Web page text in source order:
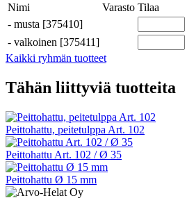
Nimi
Varasto Tilaa
- musta [375410]
- valkoinen [375411]
Kaikki ryhmän tuotteet
Tähän liittyviä tuotteita
Peittohattu, peitetulppa Art. 102
Peittohattu Art. 102 / Ø 35
Peittohattu Ø 15 mm